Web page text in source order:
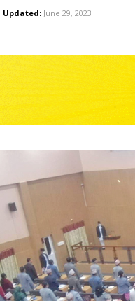
Updated: June 29, 2023